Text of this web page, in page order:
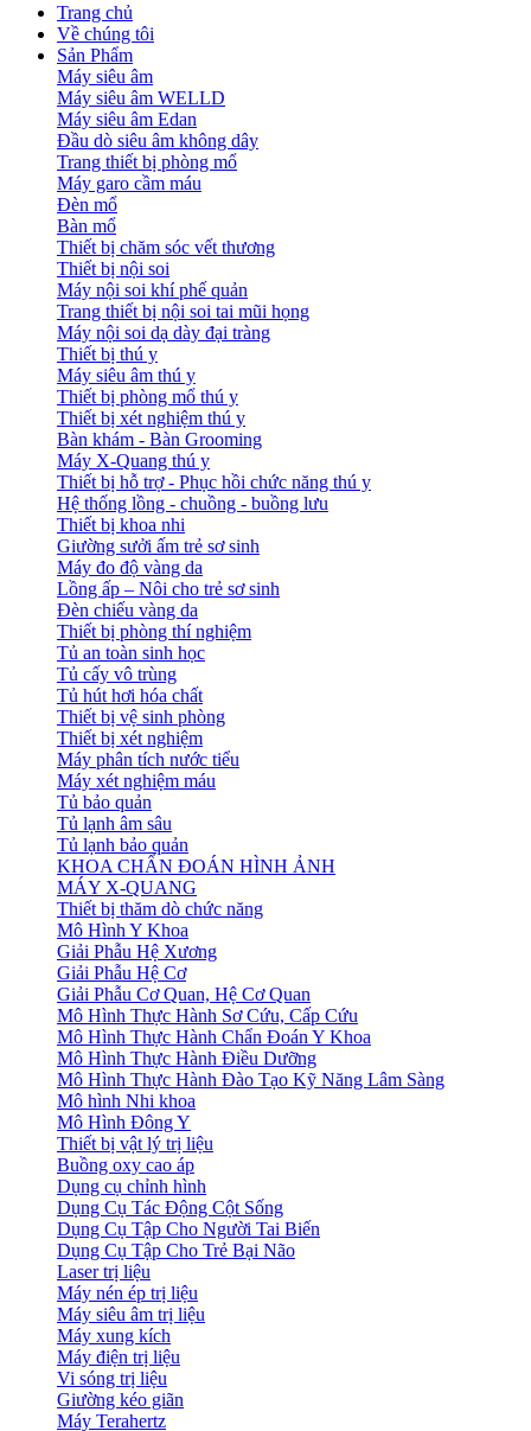
Trang chủ
Về chúng tôi
Sản Phẩm
Máy siêu âm
Máy siêu âm WELLD
Máy siêu âm Edan
Đầu dò siêu âm không dây
Trang thiết bị phòng mổ
Máy garo cầm máu
Đèn mổ
Bàn mổ
Thiết bị chăm sóc vết thương
Thiết bị nội soi
Máy nội soi khí phế quản
Trang thiết bị nội soi tai mũi họng
Máy nội soi dạ dày đại tràng
Thiết bị thú y
Máy siêu âm thú y
Thiết bị phòng mổ thú y
Thiết bị xét nghiệm thú y
Bàn khám - Bàn Grooming
Máy X-Quang thú y
Thiết bị hỗ trợ - Phục hồi chức năng thú y
Hệ thống lồng - chuồng - buồng lưu
Thiết bị khoa nhi
Giường sưởi ấm trẻ sơ sinh
Máy đo độ vàng da
Lồng ấp – Nôi cho trẻ sơ sinh
Đèn chiếu vàng da
Thiết bị phòng thí nghiệm
Tủ an toàn sinh học
Tủ cấy vô trùng
Tủ hút hơi hóa chất
Thiết bị vệ sinh phòng
Thiết bị xét nghiệm
Máy phân tích nước tiểu
Máy xét nghiệm máu
Tủ bảo quản
Tủ lạnh âm sâu
Tủ lạnh bảo quản
KHOA CHẨN ĐOÁN HÌNH ẢNH
MÁY X-QUANG
Thiết bị thăm dò chức năng
Mô Hình Y Khoa
Giải Phẫu Hệ Xương
Giải Phẫu Hệ Cơ
Giải Phẫu Cơ Quan, Hệ Cơ Quan
Mô Hình Thực Hành Sơ Cứu, Cấp Cứu
Mô Hình Thực Hành Chẩn Đoán Y Khoa
Mô Hình Thực Hành Điều Dưỡng
Mô Hình Thực Hành Đào Tạo Kỹ Năng Lâm Sàng
Mô hình Nhi khoa
Mô Hình Đông Y
Thiết bị vật lý trị liệu
Buồng oxy cao áp
Dụng cụ chỉnh hình
Dụng Cụ Tác Động Cột Sống
Dụng Cụ Tập Cho Người Tai Biến
Dụng Cụ Tập Cho Trẻ Bại Não
Laser trị liệu
Máy nén ép trị liệu
Máy siêu âm trị liệu
Máy xung kích
Máy điện trị liệu
Vi sóng trị liệu
Giường kéo giãn
Máy Terahertz